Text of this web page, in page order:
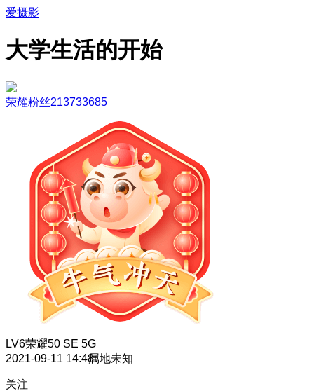
爱摄影
大学生活的开始
荣耀粉丝213733685
LV6荣耀50 SE 5G
2021-09-11 14:48属地未知
关注